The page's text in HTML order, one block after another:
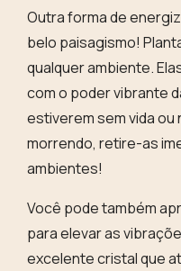
Outra forma de
belo paisagismo!
qualquer ambiente.
com o poder vibrante
estiverem sem vida ou
morrendo, retire-as
ambientes!
Você pode também
para elevar as
excelente cristal que